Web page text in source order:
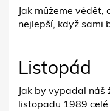
Jak můžeme vědět,
nejlepší, když sami
Listopád
Jak by vypadal náš
listopadu 1989